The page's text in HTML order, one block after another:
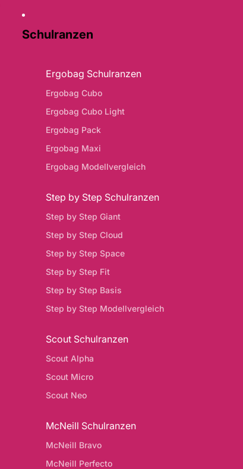
Schulranzen
Ergobag Schulranzen
Ergobag Cubo
Ergobag Cubo Light
Ergobag Pack
Ergobag Maxi
Ergobag Modellvergleich
Step by Step Schulranzen
Step by Step Giant
Step by Step Cloud
Step by Step Space
Step by Step Fit
Step by Step Basis
Step by Step Modellvergleich
Scout Schulranzen
Scout Alpha
Scout Micro
Scout Neo
McNeill Schulranzen
McNeill Bravo
McNeill Perfecto